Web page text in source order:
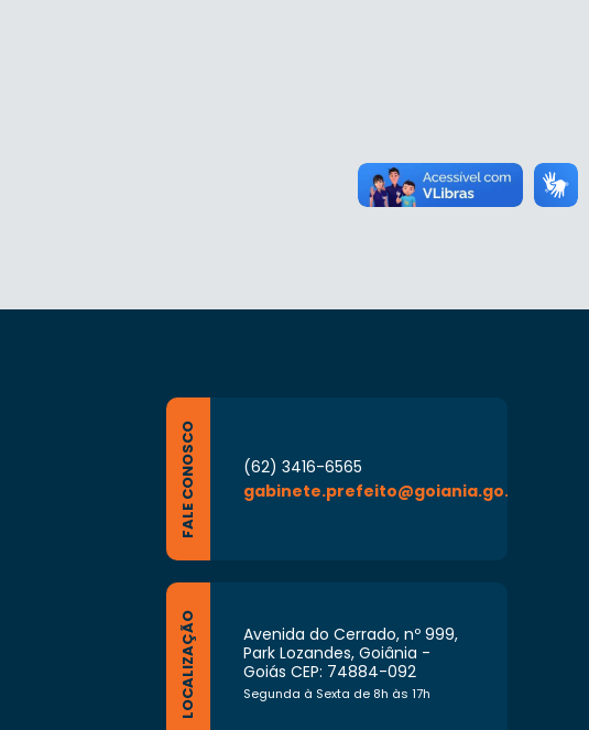
FALE CONOSCO
(62) 3416-6565
gabinete.prefeito@goiania.go.gov.br
LOCALIZAÇÃO
Avenida do Cerrado, nº 999,
Park Lozandes, Goiânia -
Goiás CEP: 74884-092
Segunda à Sexta de 8h às 17h